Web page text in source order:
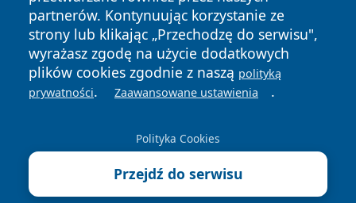
partnerów. Kontynuując korzystanie ze
strony lub klikając „Przechodzę do serwisu",
wyrażasz zgodę na użycie dodatkowych
plików cookies zgodnie z naszą polityką
prywatności. Zaawansowane ustawienia .
Polityka Cookies
Przejdź do serwisu
zastrzeżone.
News Autorzy
Polityka
Prywatności
Polityka
Cookies